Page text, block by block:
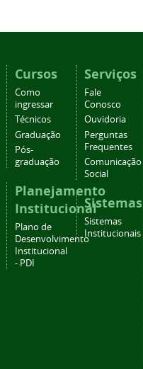
Cursos
Como
ingressar
Técnicos
Graduação
Pós-
graduação
Planejamento
Institucional
Plano de
Desenvolvimento
Institucional
- PDI
Serviços
Fale
Conosco
Ouvidoria
Perguntas
Frequentes
Comunicação
Social
Sistemas
Sistemas
Institucionais